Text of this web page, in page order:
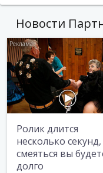
Новости
Ролик длится
несколько секунд,
смеяться вы
долго